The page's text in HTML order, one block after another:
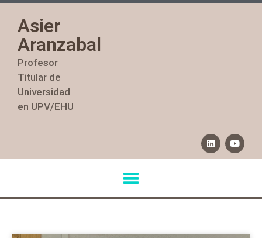
Asier
Aranzabal
Profesor
Titular de
Universidad
en UPV/EHU